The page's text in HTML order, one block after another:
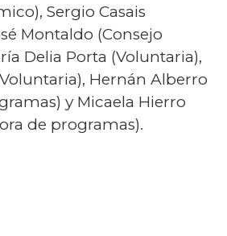
Sergio Casais
Montaldo (Consejo
Delia Porta (Voluntaria),
Hernán Alberro
y Micaela Hierro
de programas).